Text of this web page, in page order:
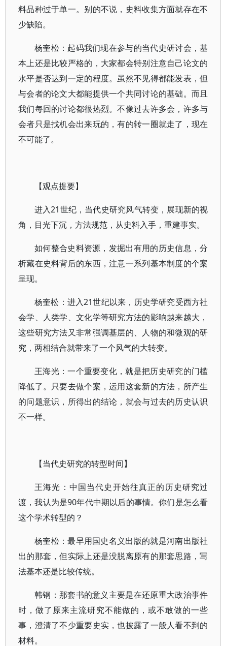
料品种过于单一。别的不说，史料收集方面就存在不
少缺陷。
杨奎松：起码我们现在参与的当代史研讨会，基
本上还是比较严格的，大家都会特别注意自己论文的
水平是否达到一定的程度。虽然不见得都能发表，但
与会者的论文大都能提供一个共同讨论的基础。而且
我们每回的讨论都很热烈。不像过去许多会，许多与
会者只是找机会出来玩的，有的转一圈就走了，现在
不可能了。
【观点提要】
进入21世纪，当代史研究风气转变，展现新的视
角，目光下沉，方法规范，从史料入手，重建事实。
如何整合史料资源，发掘出有用的历史信息，分
析藏在史料背后的东西，注意一系列基本制度的个案
呈现。
杨奎松：进入21世纪以来，历史学研究受西方社
会学、人类学、文化学等研究方法的影响越来越大，
这些研究方法又非常强调基层的、人物的和微观的研
究，两相结合就带来了一个风气的大转变。
王海光：一个重要变化，就是把历史研究的门槛
降低了。只要去做个案，运用这套新的方法，所产生
的问题意识，所得出的结论，就会与过去的历史认识
不一样。
【当代史研究的转型时间】
王海光：中国当代史开始往真正的历史研究过
渡，我认为是90年代中期以后的事情。你们是怎么看
这个学术转型的？
杨奎松：最早用国史名义出版的就是河南出版社
出的那套，但实际上还是没脱离原有的那套思路，写
法基本还是比较传统。
韩钢：那套书的意义主要是在还原重大政治事件
时，做了原来主流研究不能做的，或不敢做的一些
事，澄清了不少重要史实，也披露了一般人看不到的
材料。